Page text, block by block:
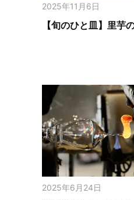
2025年11月6日
【旬のひと皿】里芋
2025年6月24日